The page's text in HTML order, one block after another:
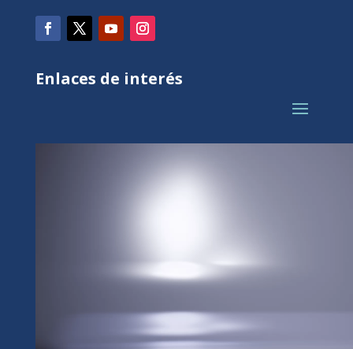
Enlaces de interés